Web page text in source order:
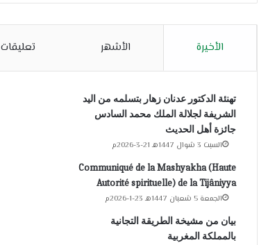
الأخيرة الأشهر تعليقات
تهنئة الدكتور عدنان زهار بتسلمه من اليد
الشريفة لجلالة الملك محمد السادس
جائزة أهل الحديث
السبت 3 شوال 1447هـ 21-3-2026م
Communiqué de la Mashyakha (Haute
Autorité spirituelle) de la Tijâniyya
الجمعة 5 شعبان 1447هـ 23-1-2026م
بيان من مشيخة الطريقة التجانية
بالمملكة المغربية